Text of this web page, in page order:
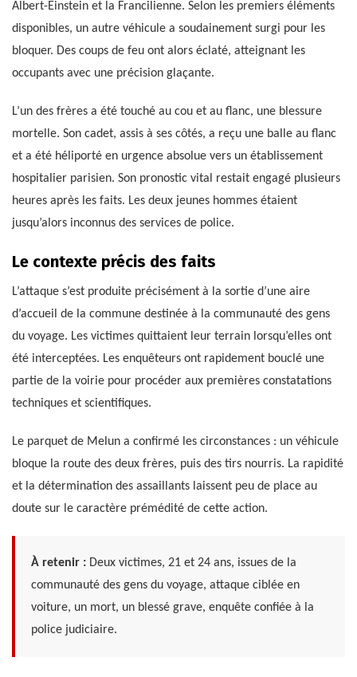
Albert-Einstein et la Francilienne. Selon les premiers éléments
disponibles, un autre véhicule a soudainement surgi pour les
bloquer. Des coups de feu ont alors éclaté, atteignant les
occupants avec une précision glaçante.
L’un des frères a été touché au cou et au flanc, une blessure
mortelle. Son cadet, assis à ses côtés, a reçu une balle au flanc
et a été héliporté en urgence absolue vers un établissement
hospitalier parisien. Son pronostic vital restait engagé plusieurs
heures après les faits. Les deux jeunes hommes étaient
jusqu’alors inconnus des services de police.
Le contexte précis des faits
L’attaque s’est produite précisément à la sortie d’une aire
d’accueil de la commune destinée à la communauté des gens
du voyage. Les victimes quittaient leur terrain lorsqu’elles ont
été interceptées. Les enquêteurs ont rapidement bouclé une
partie de la voirie pour procéder aux premières constatations
techniques et scientifiques.
Le parquet de Melun a confirmé les circonstances : un véhicule
bloque la route des deux frères, puis des tirs nourris. La rapidité
et la détermination des assaillants laissent peu de place au
doute sur le caractère prémédité de cette action.
À retenir : Deux victimes, 21 et 24 ans, issues de la
communauté des gens du voyage, attaque ciblée en
voiture, un mort, un blessé grave, enquête confiée à la
police judiciaire.